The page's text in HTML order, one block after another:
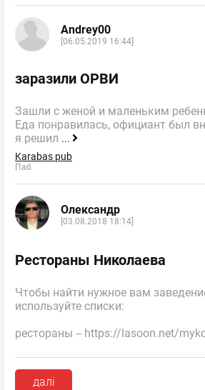
Andrey00
[06.05.2019 16:44]
заразили ОРВИ
Зашли с женой и маленьким
Еда понравилась, официант был
я решил ...
Karabas pub
Паб
Олександр
[03.08.2018 18:14]
Рестораны Николаева
Чтобы найти нужное вам
используйте списки:
рестораны -- https://lasoon.net/
далі